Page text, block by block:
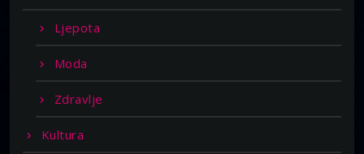
Ljepota
Moda
Zdravlje
Kultura